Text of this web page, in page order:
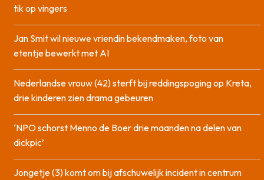
tik op vingers
Jan Smit wil nieuwe vriendin bekendmaken, foto van
etentje bewerkt met AI
Nederlandse vrouw (42) sterft bij reddingspoging op Kreta,
drie kinderen zien drama gebeuren
‘NPO schorst Menno de Boer drie maanden na delen van
dickpic’
Jongetje (3) komt om bij afschuwelijk incident in centrum